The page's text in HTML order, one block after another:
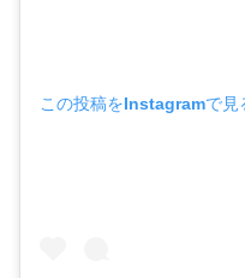
この投稿をInstagramで見